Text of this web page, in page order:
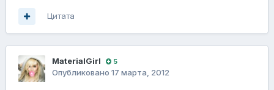
Цитата
MaterialGirl 5
Опубликовано 17 марта, 2012